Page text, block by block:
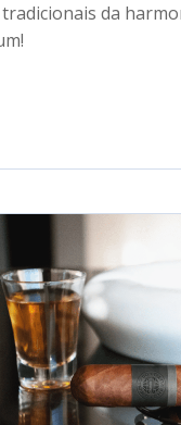
da